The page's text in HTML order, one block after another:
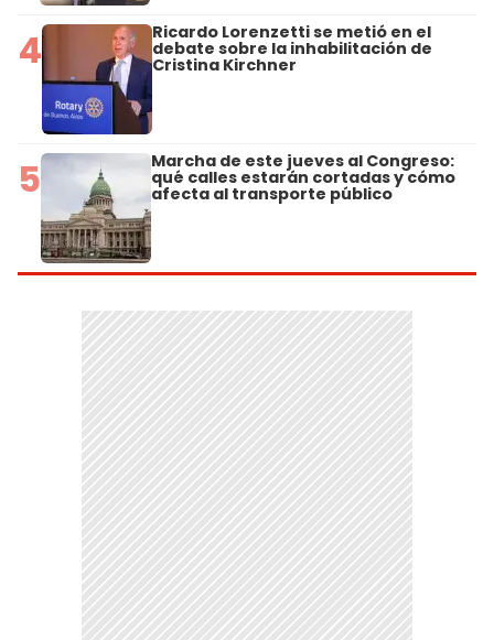
4 Ricardo Lorenzetti se metió en el
debate sobre la inhabilitación de
Cristina Kirchner
5 Marcha de este jueves al Congreso:
qué calles estarán cortadas y cómo
afecta al transporte público